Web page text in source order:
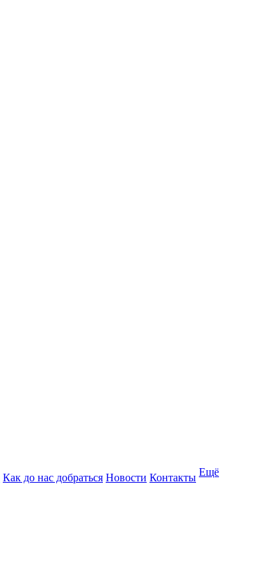
Как до нас добраться Новости Контакты Ещё